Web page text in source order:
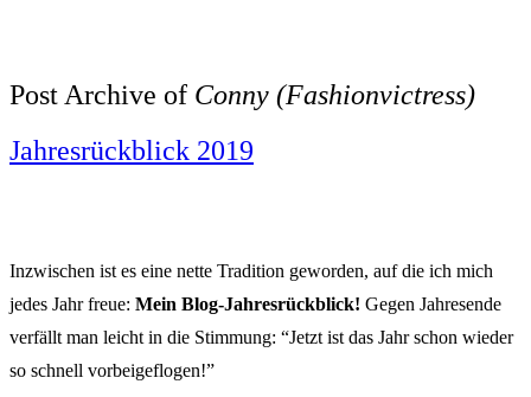
Post Archive of Conny (Fashionvictress)
Jahresrückblick 2019
Inzwischen ist es eine nette Tradition geworden, auf die ich mich
jedes Jahr freue: Mein Blog-Jahresrückblick! Gegen Jahresende
verfällt man leicht in die Stimmung: “Jetzt ist das Jahr schon wieder
so schnell vorbeigeflogen!”